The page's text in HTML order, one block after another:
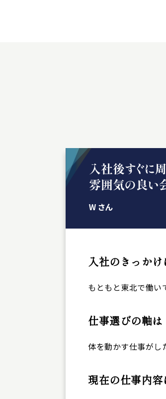
入社のきっかけ
もともと東北で働
仕事選びの軸は
体を動かす仕事がし
現在の仕事内容